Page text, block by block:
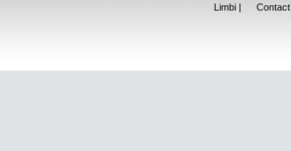
Limbi | Contact